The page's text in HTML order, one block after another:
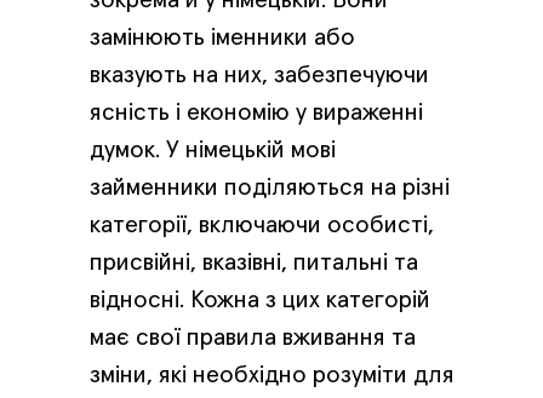
замінюють іменники або
вказують на них, забезпечуючи
ясність і економію у вираженні
думок. У німецькій мові
займенники поділяються на різні
категорії, включаючи особисті,
присвійні, вказівні, питальні та
відносні. Кожна з цих категорій
має свої правила вживання та
зміни, які необхідно розуміти для